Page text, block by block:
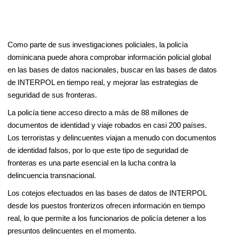
Como parte de sus investigaciones policiales, la policía
dominicana puede ahora comprobar información policial global
en las bases de datos nacionales, buscar en las bases de datos
de INTERPOL en tiempo real, y mejorar las estrategias de
seguridad de sus fronteras.
La policía tiene acceso directo a más de 88 millones de
documentos de identidad y viaje robados en casi 200 países.
Los terroristas y delincuentes viajan a menudo con documentos
de identidad falsos, por lo que este tipo de seguridad de
fronteras es una parte esencial en la lucha contra la
delincuencia transnacional.
Los cotejos efectuados en las bases de datos de INTERPOL
desde los puestos fronterizos ofrecen información en tiempo
real, lo que permite a los funcionarios de policía detener a los
presuntos delincuentes en el momento.